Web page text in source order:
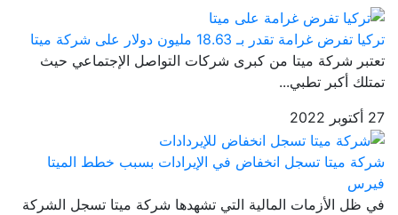
تركيا تفرض غرامة تقدر بـ 18.63 مليون دولار على شركة ميتا
تعتبر شركة ميتا من كبرى شركات التواصل الإجتماعي حيث
تمتلك أكبر تطبي...
27 أكتوبر 2022
شركة ميتا تسجل انخفاض في الإيرادات بسبب خطط الميتا
فيرس
في ظل الأزمات المالية التي تشهدها شركة ميتا تسجل الشركة